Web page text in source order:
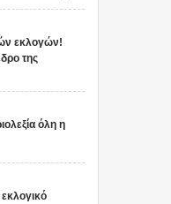
εκλογών!
της
όλη η
εκλογικό